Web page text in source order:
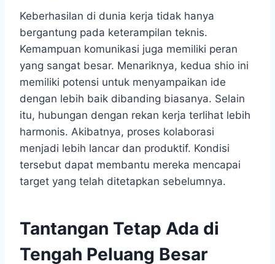
Keberhasilan di dunia kerja tidak hanya
bergantung pada keterampilan teknis.
Kemampuan komunikasi juga memiliki peran
yang sangat besar. Menariknya, kedua shio ini
memiliki potensi untuk menyampaikan ide
dengan lebih baik dibanding biasanya. Selain
itu, hubungan dengan rekan kerja terlihat lebih
harmonis. Akibatnya, proses kolaborasi
menjadi lebih lancar dan produktif. Kondisi
tersebut dapat membantu mereka mencapai
target yang telah ditetapkan sebelumnya.
Tantangan Tetap Ada di
Tengah Peluang Besar